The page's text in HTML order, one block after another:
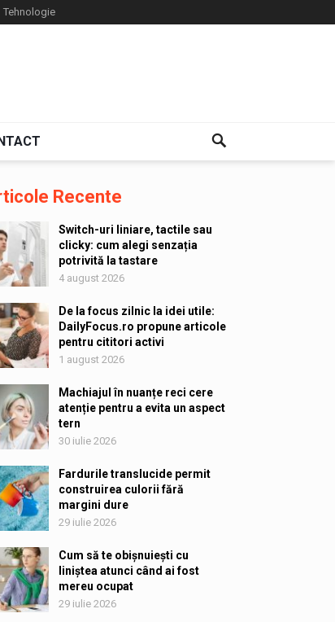
Tehnologie
Recente
Switch-uri liniare, tactile sau
clicky: cum alegi senzația
potrivită la tastare
4 august 2026
De la focus zilnic la idei utile:
DailyFocus.ro propune articole
pentru cititori activi
1 august 2026
Machiajul în nuanțe reci cere
atenție pentru a evita un aspect
tern
30 iulie 2026
Fardurile translucide permit
construirea culorii fără
margini dure
29 iulie 2026
Cum să te obișnuiești cu
liniștea atunci când ai fost
mereu ocupat
29 iulie 2026